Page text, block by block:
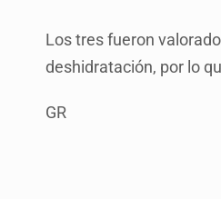
Los tres fueron
deshidratación, por lo
GR